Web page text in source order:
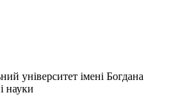
університет імені Богдана
науки